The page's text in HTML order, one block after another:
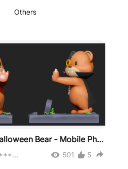
Others
JLC3DP Halloween Bear - Mobile Phone Holder
C************n 501 5